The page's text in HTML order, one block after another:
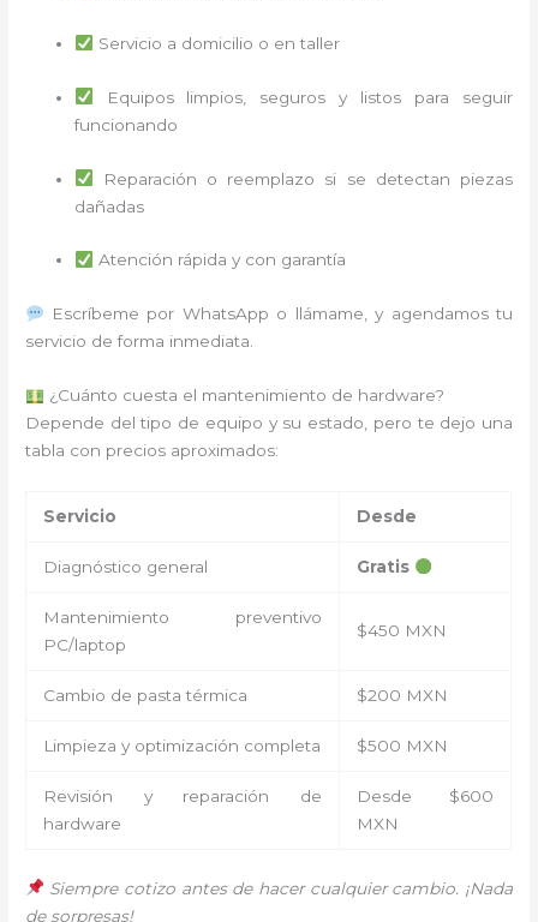
Servicio a domicilio o en taller
Equipos limpios, seguros y listos para seguir
funcionando
Reparación o reemplazo si se detectan piezas
dañadas
Atención rápida y con garantía
Escríbeme por WhatsApp o llámame, y agendamos tu
servicio de forma inmediata.
¿Cuánto cuesta el mantenimiento de hardware?
Depende del tipo de equipo y su estado, pero te dejo una
tabla con precios aproximados:
Servicio Desde
Diagnóstico general Gratis
Mantenimiento preventivo
PC/laptop
$450 MXN
Cambio de pasta térmica $200 MXN
Limpieza y optimización completa $500 MXN
Revisión y reparación de
hardware
Desde $600
MXN
Siempre cotizo antes de hacer cualquier cambio. ¡Nada
de sorpresas!